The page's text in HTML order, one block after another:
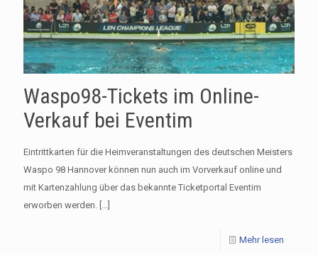
Waspo98-Tickets im Online-
Verkauf bei Eventim
Eintrittkarten für die Heimveranstaltungen des deutschen Meisters
Waspo 98 Hannover können nun auch im Vorverkauf online und
mit Kartenzahlung über das bekannte Ticketportal Eventim
erworben werden. […]
Mehr lesen